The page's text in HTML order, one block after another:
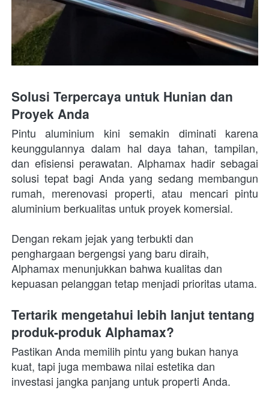
Solusi Terpercaya untuk Hunian dan
Proyek Anda
Pintu aluminium kini semakin diminati karena
keunggulannya dalam hal daya tahan, tampilan,
dan efisiensi perawatan. Alphamax hadir sebagai
solusi tepat bagi Anda yang sedang membangun
rumah, merenovasi properti, atau mencari pintu
aluminium berkualitas untuk proyek komersial.
Dengan rekam jejak yang terbukti dan
penghargaan bergengsi yang baru diraih,
Alphamax menunjukkan bahwa kualitas dan
Tertarik mengetahui lebih lanjut tentang
produk-produk Alphamax?
Pastikan Anda memilih pintu yang bukan hanya
kuat, tapi juga membawa nilai estetika dan
investasi jangka panjang untuk properti Anda.